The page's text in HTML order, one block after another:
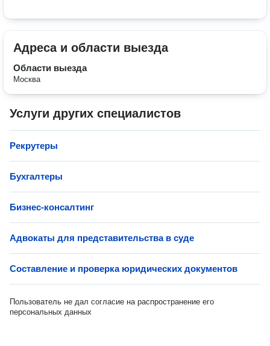
Адреса и области выезда
Области выезда
Москва
Услуги других специалистов
Рекрутеры
Бухгалтеры
Бизнес-консалтинг
Адвокаты для представительства в суде
Составление и проверка юридических документов
Пользователь не дал согласие на распространение его
персональных данных